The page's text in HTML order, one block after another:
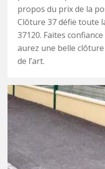
propos du prix de la
Clôture 37 défie toute
37120. Faites
aurez une belle
de l’art.